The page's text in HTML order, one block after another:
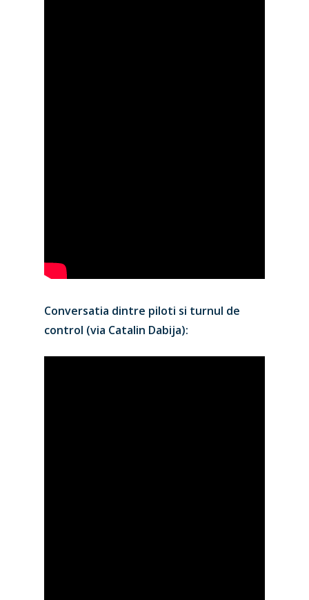
Conversatia dintre piloti si turnul de
control (via Catalin Dabija):